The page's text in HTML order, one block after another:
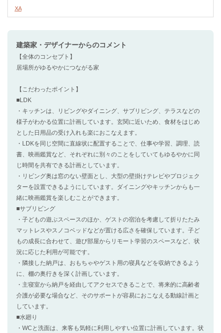
XA
建築家・デザイナーからのコメント
【全体のコンセプト】
居場所がゆるやかにつながる家
【こだわったポイント】
■LDK
・キッチンは、リビングやダイニング、サブリビング、テラスなどの
様子がわかる位置に計画しています。玄関に近いため、食材をはじめ
とした日用品の受け入れも楽におこなえます。
・LDKを同じ空間に直線状に配置することで、仕事や学習、調理、読
書、映画鑑賞など、それぞれに別々のことをしていてもゆるやかに同
じ時間を共有できる計画としています。
・リビング奥は窓のない壁面とし、大型の壁掛けテレビやプロジェク
ターを設置できるようにしています。ダイニングやキッチンからも一
緒に映画鑑賞を楽しむことができます。
■サブリビング
・子どもの遊ぶスペースのほか、ゲストの宿泊を考慮して折りたたみ
マットレスやスノコベッドなどが置ける広さを確保しています。子ど
もの成長に合わせて、遊び部屋からリモート学習のスペースなど、状
況に応じた利用が可能です。
・隣接した納戸は、おもちゃやゲスト用の寝具などを収納できるよう
に、棚の奥行きを深く計画しています。
・主寝室から納戸を経由してアクセスできることで、将来的に高齢者
介護が必要な場合など、そのサポートが容易におこなえる動線計画と
しています。
■水廻り
・WCと洗面は、来客も気軽に利用しやすい位置に計画しています。状